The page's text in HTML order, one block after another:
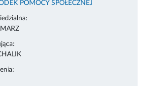
POMOCY SPOŁECZNEJ